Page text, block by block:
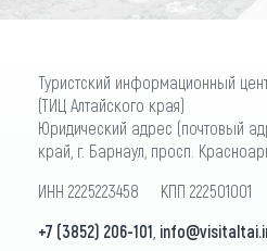
Туристский информационный
(ТИЦ Алтайского края)
Юридический адрес (почтовый
край, г. Барнаул, просп.
ИНН 2225223458 КПП 222501001
+7 (3852) 206-101